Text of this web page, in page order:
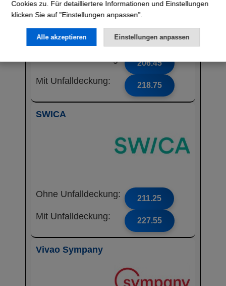
206.45
Mit Unfalldeckung: 218.75
SWICA
Ohne Unfalldeckung: 211.25
Mit Unfalldeckung: 227.55
Vivao Sympany
Cookies zu. Für detailliertere Informationen und Einstellungen
klicken Sie auf "Einstellungen anpassen".
Alle akzeptieren Einstellungen anpassen